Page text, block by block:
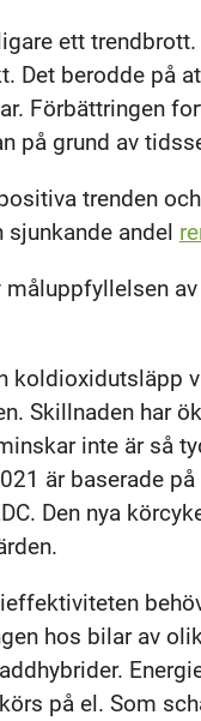
ett
Det berodde på
Förbättringen
på grund av
trenden
andel
av
koldioxidutsläpp
Skillnaden har
inte är så
är baserade
Den nya
hos bilar av
på el. Som